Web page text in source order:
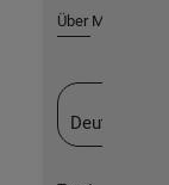
Über MathWorks
Deutschland